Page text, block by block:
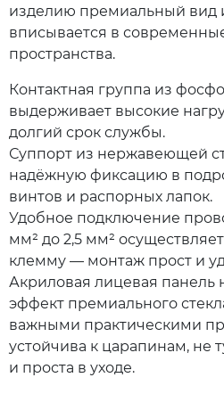
изделию премиальный вид
вписывается в
пространства.
Контактная группа из
выдерживает высокие
долгий срок службы.
Суппорт из нержавеющей
надёжную фиксацию в
винтов и распорных лапок.
Удобное подключение
мм² до 2,5 мм²
клемму — монтаж прост и
Акриловая лицевая панель
эффект премиального
важными практическими
устойчива к царапинам, не
и проста в уходе.